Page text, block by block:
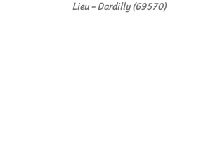
Lieu – Dardilly (69570)